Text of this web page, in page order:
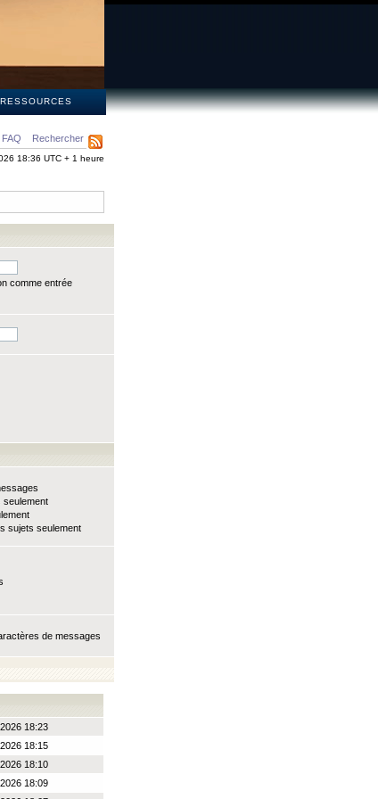
RESSOURCES
FAQ Rechercher
18:36 UTC + 1 heure
comme entrée
seulement
sujets seulement
de messages
18:23
18:15
18:10
18:09